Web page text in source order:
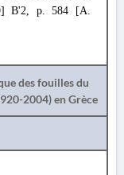
B'2, p. 584 [A.
des fouilles du
2004) en Grèce